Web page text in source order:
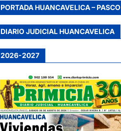
PORTADA HUANCAVELICA – PASCO
DIARIO JUDICIAL HUANCAVELICA
2026-2027